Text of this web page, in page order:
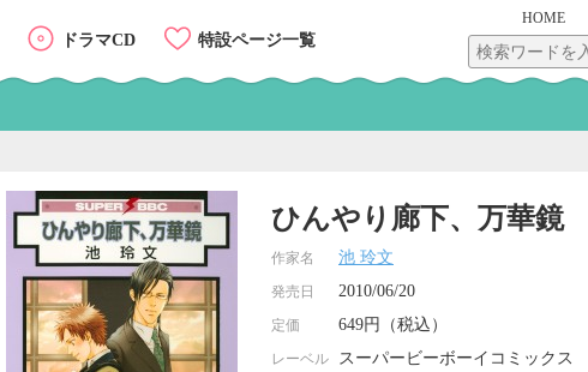
HOME
ドラマCD 特設ページ一覧
ひんやり廊下、万華鏡
作家名 池 玲文
発売日 2010/06/20
定価 649円（税込）
レーベル スーパービーボーイコミックス